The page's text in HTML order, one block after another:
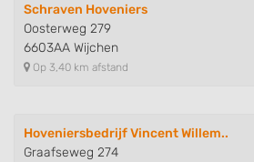
Schraven Hoveniers
Oosterweg 279
6603AA Wijchen
Op 3,40 km afstand
Hoveniersbedrijf Vincent Willem..
Graafseweg 274